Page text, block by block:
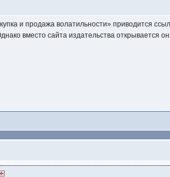
и продажа волатильности» приводится
вместо сайта издательства открывается